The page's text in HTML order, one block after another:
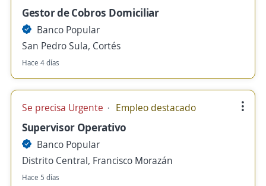
Gestor de Cobros Domiciliar
Banco Popular
San Pedro Sula, Cortés
Hace 4 días
Se precisa Urgente Empleo destacado
Supervisor Operativo
Banco Popular
Distrito Central, Francisco Morazán
Hace 5 días